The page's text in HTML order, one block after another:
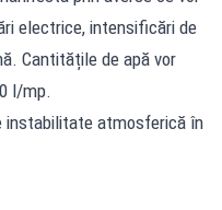
electrice, intensificări de
Cantitățile de apă vor
l/mp.
instabilitate atmosferică în